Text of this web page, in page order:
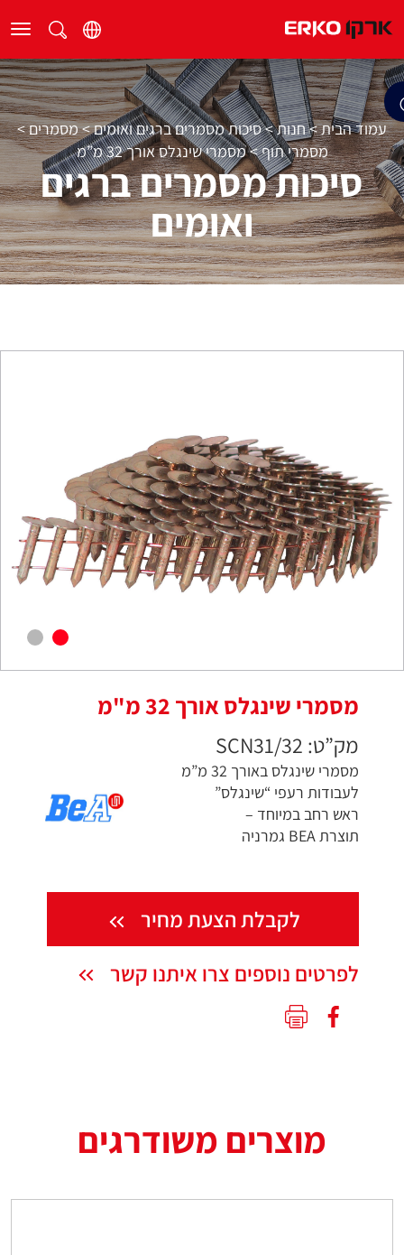
עמוד הבית>חנות>סיכות מסמרים ברגים ואומים>מסמרים>
מסמרי תוף>מסמרי שינגלס אורך 32 מ”מ
סיכות מסמרים ברגים
ואומים
מסמרי שינגלס אורך 32 מ"מ
מק”ט: SCN31/32
מסמרי שינגלס באורך 32 מ”מ
לעבודות רעפי “שינגלס”
ראש רחב במיוחד –
תוצרת BEA גמרניה
לקבלת הצעת מחיר
לפרטים נוספים צרו איתנו קשר
מוצרים משודרגים